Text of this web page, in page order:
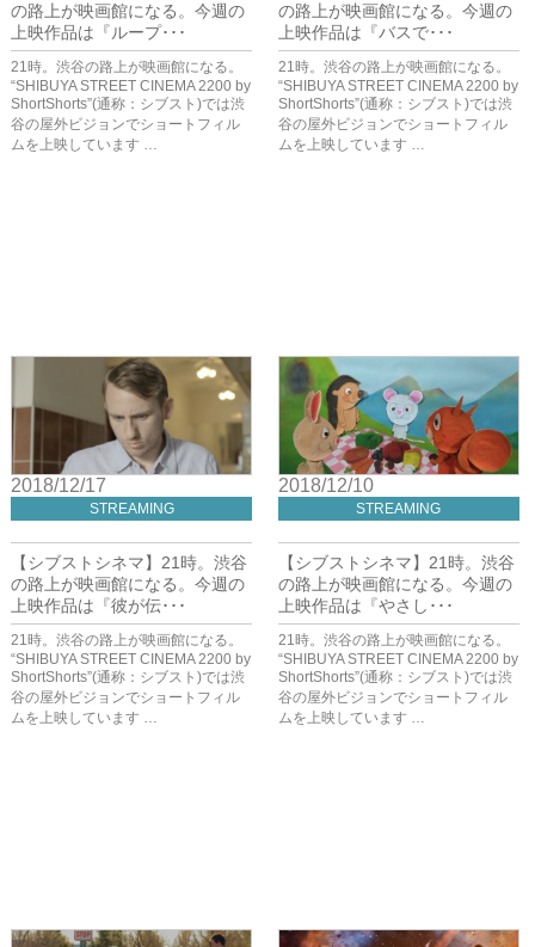
の路上が映画館になる。今週の
上映作品は『ループ･･･
21時。渋谷の路上が映画館になる。
“SHIBUYA STREET CINEMA 2200 by
ShortShorts”(通称：シブスト)では渋
谷の屋外ビジョンでショートフィル
ムを上映しています …
の路上が映画館になる。今週の
上映作品は『バスで･･･
21時。渋谷の路上が映画館になる。
“SHIBUYA STREET CINEMA 2200 by
ShortShorts”(通称：シブスト)では渋
谷の屋外ビジョンでショートフィル
ムを上映しています …
2018/12/17
STREAMING
【シブストシネマ】21時。渋谷
の路上が映画館になる。今週の
上映作品は『彼が伝･･･
21時。渋谷の路上が映画館になる。
“SHIBUYA STREET CINEMA 2200 by
ShortShorts”(通称：シブスト)では渋
谷の屋外ビジョンでショートフィル
ムを上映しています …
2018/12/10
STREAMING
【シブストシネマ】21時。渋谷
の路上が映画館になる。今週の
上映作品は『やさし･･･
21時。渋谷の路上が映画館になる。
“SHIBUYA STREET CINEMA 2200 by
ShortShorts”(通称：シブスト)では渋
谷の屋外ビジョンでショートフィル
ムを上映しています …